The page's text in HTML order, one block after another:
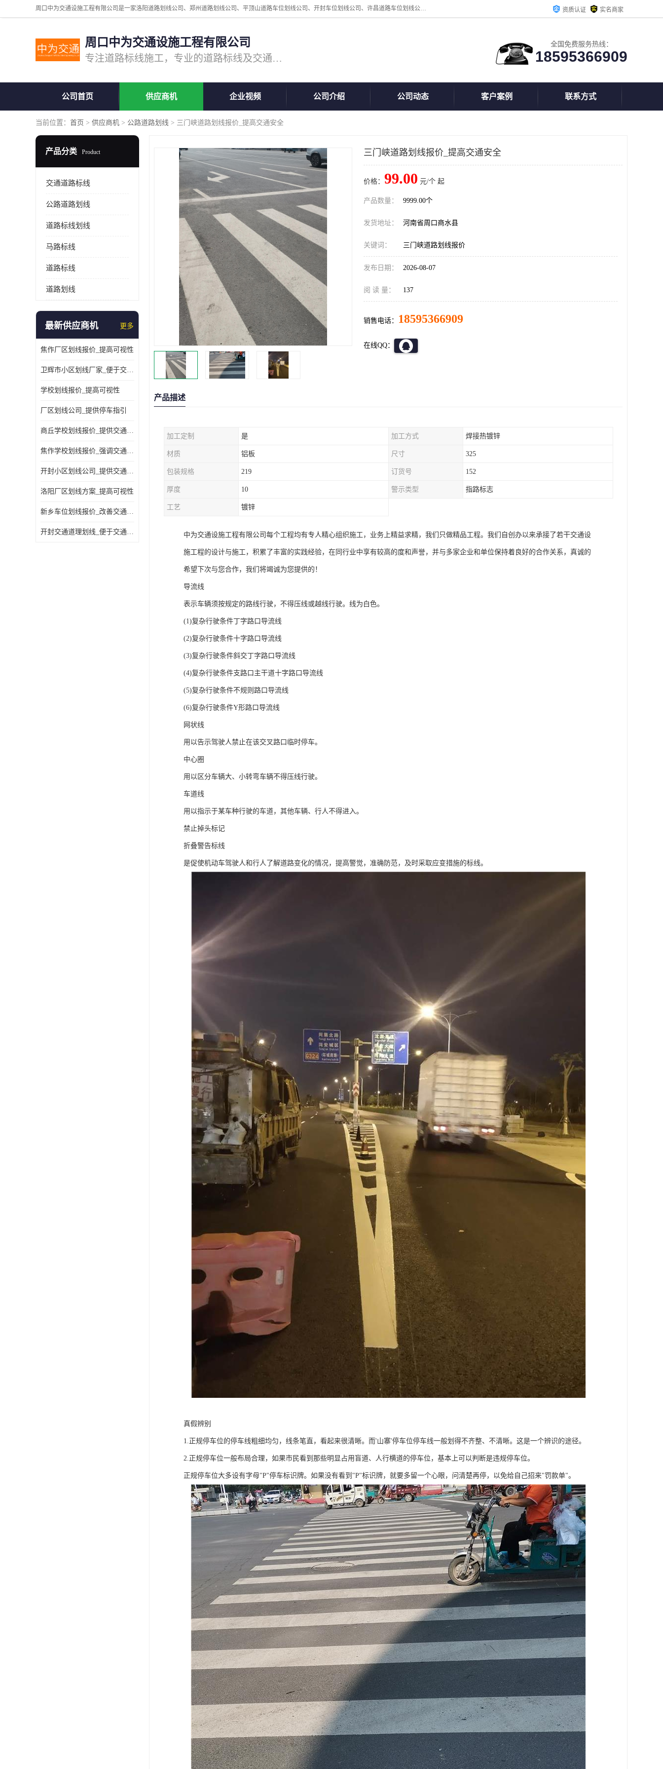
周口中为交通设施工程有限公司是一家洛阳道路划线公司、郑州道路划线公司、平顶山道路车位划线公司、开封车位划线公司、许昌道路车位划线公司、漯河道路车位划线公司，公司始终坚持“诚信、匠心、专注”的宗旨；我们的经营理念是：的服务。 资质认证 实名商家
周口中为交通设施工程有限公司
专注道路标线施工，专业的道路标线及交通设施施工服务商!
全国免费服务热线：
18595366909
公司首页 供应商机 企业视频 公司介绍 公司动态 客户案例 联系方式
当前位置： 首页 > 供应商机 > 公路道路划线 > 三门峡道路划线报价_提高交通安全
产品分类 Product
交通道路标线
公路道路划线
道路标线划线
马路标线
道路标线
道路划线
最新供应商机 更多
焦作厂区划线报价_提高可视性
卫辉市小区划线厂家_便于交通管理
学校划线报价_提高可视性
厂区划线公司_提供停车指引
商丘学校划线报价_提供交通信息
焦作学校划线报价_强调交通规则
开封小区划线公司_提供交通信息
洛阳厂区划线方案_提高可视性
新乡车位划线报价_改善交通效率
开封交通道理划线_便于交通管理
三门峡道路划线报价_提高交通安全
价格： 99.00 元/个 起
产品数量： 9999.00个
发货地址： 河南省周口商水县
关键词： 三门峡道路划线报价
发布日期： 2026-08-07
阅 读 量： 137
销售电话： 18595366909
在线QQ：
产品描述
加工定制 是 加工方式 焊接热镀锌
材质 铝板 尺寸 325
包装规格 219 订货号 152
厚度 10 警示类型 指路标志
工艺 镀锌
中为交通设施工程有限公司每个工程均有专人精心组织施工，业务上精益求精，我们只做精品工程。我们自创办以来承接了若干交通设
施工程的设计与施工，积累了丰富的实践经验，在同行业中享有较高的度和声誉，并与多家企业和单位保持着良好的合作关系，真诚的
希望下次与您合作，我们将竭诚为您提供的！
导流线
表示车辆须按规定的路线行驶，不得压线或越线行驶。线为白色。
(1)复杂行驶条件丁字路口导流线
(2)复杂行驶条件十字路口导流线
(3)复杂行驶条件斜交丁字路口导流线
(4)复杂行驶条件支路口主干道十字路口导流线
(5)复杂行驶条件不规则路口导流线
(6)复杂行驶条件Y形路口导流线
网状线
用以告示驾驶人禁止在该交叉路口临时停车。
中心圈
用以区分车辆大、小转弯车辆不得压线行驶。
车道线
用以指示于某车种行驶的车道，其他车辆、行人不得进入。
禁止掉头标记
折叠警告标线
是促使机动车驾驶人和行人了解道路变化的情况，提高警觉，准确防范，及时采取应变措施的标线。
真假辨别
1.正规停车位的停车线粗细均匀，线条笔直，看起来很清晰。而'山寨'停车位停车线一般划得不齐整、不清晰。这是一个辨识的途径。
2.正规停车位一般布局合理，如果市民看到那些明显占用盲道、人行横道的停车位，基本上可以判断是违规停车位。
正规停车位大多设有字母"P"停车标识牌。如果没有看到"P"标识牌，就要多留一个心眼，问清楚再停，以免给自己招来"罚款单"。